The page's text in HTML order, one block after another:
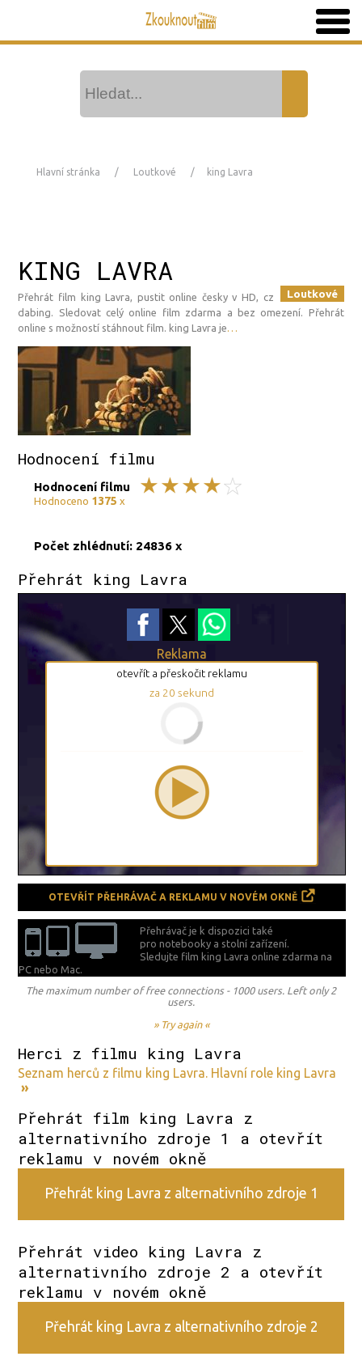
Hlavní stránka Loutkové king Lavra
KING LAVRA
Loutkové
Přehrát film king Lavra, pustit online česky v HD, cz
dabing. Sledovat celý online film zdarma a bez omezení. Přehrát
online s možností stáhnout film. king Lavra je
Hodnocení filmu
Hodnocení filmu
Hodnoceno 1375x
Počet zhlédnutí: 24836 x
Přehrát king Lavra
Reklama
otevřít a přeskočit reklamu
za 19 sekund
OTEVŘÍT PŘEHRÁVAČ A REKLAMU V NOVÉM OKNĚ
Přehrávač je k dispozici také
pro notebooky a stolní zařízení.
Sledujte film king Lavra online zdarma na
PC nebo Mac.
The maximum number of free connections - 1000 users. Left only 2
users.
» Try again «
Herci z filmu king Lavra
Seznam herců z filmu king Lavra. Hlavní role king Lavra
»
Přehrát film king Lavra z
alternativního zdroje 1 a otevřít
reklamu v novém okně
Přehrát king Lavra z alternativního zdroje 1
Přehrát video king Lavra z
alternativního zdroje 2 a otevřít
reklamu v novém okně
Přehrát king Lavra z alternativního zdroje 2